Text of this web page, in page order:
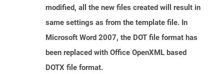
modified, all the new files created will result in
same settings as from the template file. In
Microsoft Word 2007, the DOT file format has
been replaced with Office OpenXML based
DOTX file format.